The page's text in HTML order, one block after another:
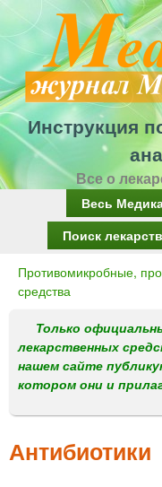
к
Инструкция
Все о
а
в
о
е
н
Весь
Поиск лекарств
Вы
Противомикробные,
средства
Только
лекарственных
нашем сайте
котором они и
Антибиотики